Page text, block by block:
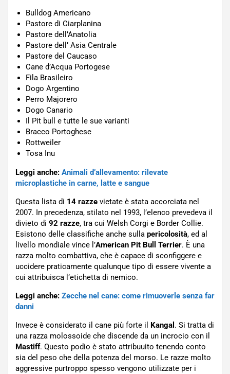
Bulldog Americano
Pastore di Ciarplanina
Pastore dell’Anatolia
Pastore dell’ Asia Centrale
Pastore del Caucaso
Cane d’Acqua Portogese
Fila Brasileiro
Dogo Argentino
Perro Majorero
Dogo Canario
Il Pit bull e tutte le sue varianti
Bracco Portoghese
Rottweiler
Tosa Inu
Leggi anche: Animali d’allevamento: rilevate
microplastiche in carne, latte e sangue
Questa lista di 14 razze vietate è stata accorciata nel
2007. In precedenza, stilato nel 1993, l’elenco prevedeva il
divieto di 92 razze, tra cui Welsh Corgi e Border Collie.
Esistono delle classifiche anche sulla pericolosità, ed al
livello mondiale vince l’American Pit Bull Terrier. È una
razza molto combattiva, che è capace di sconfiggere e
uccidere praticamente qualunque tipo di essere vivente a
cui attribuisca l’etichetta di nemico.
Leggi anche: Zecche nel cane: come rimuoverle senza far
danni
Invece è considerato il cane più forte il
Kangal . Si tratta di
una razza molossoide che discende da un incrocio con il
Mastiff. Questo podio è stato attribuuito tenendo conto
sia del peso che della potenza del morso. Le razze molto
aggressive purtroppo spesso vengono utilizzate per i